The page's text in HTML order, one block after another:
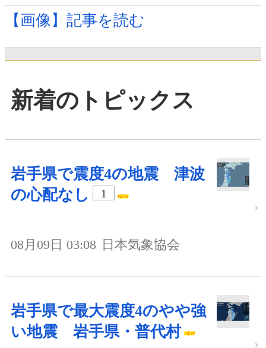
【画像】記事を読む
新着のトピックス
岩手県で震度4の地震 津波
の心配なし
1
08月09日 03:08 日本気象協会
岩手県で最大震度4のやや強
い地震 岩手県・普代村